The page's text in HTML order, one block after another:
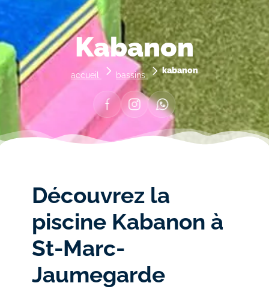
Kabanon
accueil bassins kabanon
FacebookInstagramWhastapp
Découvrez la
piscine Kabanon à
St-Marc-
Jaumegarde